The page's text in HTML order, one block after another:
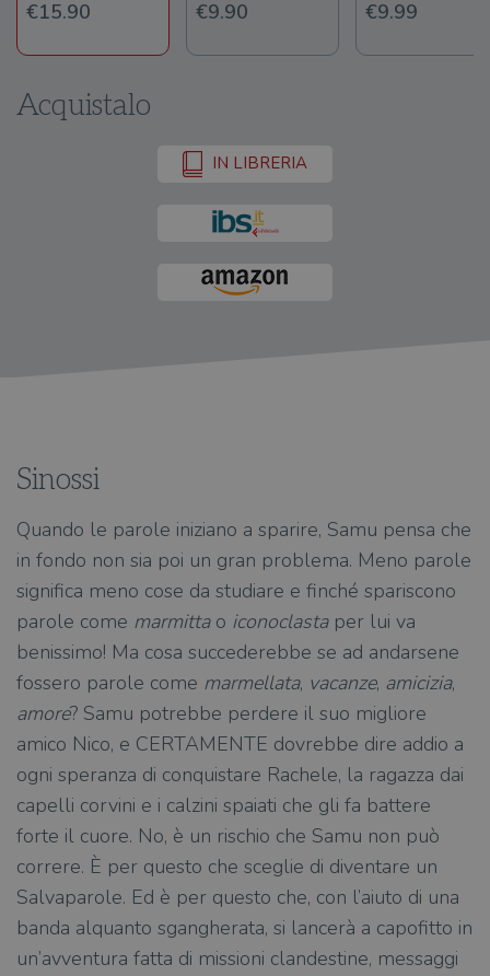
€15.90 €9.90 €9.99
Acquistalo
IN LIBRERIA
Sinossi
Quando le parole iniziano a sparire, Samu pensa che
in fondo non sia poi un gran problema. Meno parole
significa meno cose da studiare e finché spariscono
parole come marmittao iconoclastaper lui va
benissimo! Ma cosa succederebbe se ad andarsene
fossero parole come marmellata, vacanze, amicizia,
amore? Samu potrebbe perdere il suo migliore
amico Nico, e CERTAMENTE dovrebbe dire addio a
ogni speranza di conquistare Rachele, la ragazza dai
capelli corvini e i calzini spaiati che gli fa battere
forte il cuore. No, è un rischio che Samu non può
correre. È per questo che sceglie di diventare un
Salvaparole. Ed è per questo che, con l’aiuto di una
banda alquanto sgangherata, si lancerà a capofitto in
un’avventura fatta di missioni clandestine, messaggi